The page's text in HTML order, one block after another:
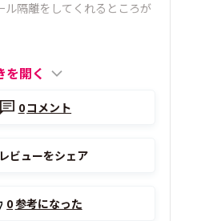
ル隔離をしてくれるところが
を開く
0コメント
レビューをシェア
0参考になった